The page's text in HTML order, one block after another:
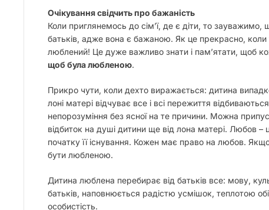
Очікування свідчить про бажаність
Коли приглянемось до сім’ї, де є діти, то зауважимо,
батьків, адже вона є бажаною. Як це прекрасно,
люблений! Це дуже важливо знати і пам’ятати, щоб
щоб була любленою.
Прикро чути, коли дехто виражається: дитина
лоні матері відчуває все і всі пережиття
непорозуміння без ясної на те причини. Можна
відбиток на душі дитини ще від лона матері. Любов
початку її існування. Кожен має право на любов.
бути любленою.
Дитина люблена перебирає від батьків все: мову,
батьків, наповнюється радістю усмішок, теплотою
особистість.